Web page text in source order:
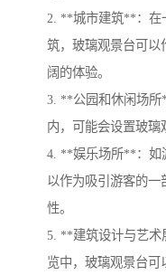
2. **城市建筑**：在
筑，玻璃观景台可以
阔的体验。
3. **公园和休闲场所
内，可能会设置玻璃
4. **娱乐场所**：如
以作为吸引游客的一
性。
5. **建筑设计与艺术
览中，玻璃观景台可